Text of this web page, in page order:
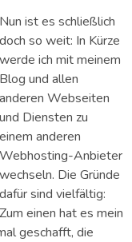
Nun ist es schließlich
doch so weit: In Kürze
werde ich mit meinem
Blog und allen
anderen Webseiten
und Diensten zu
einem anderen
Webhosting-Anbieter
wechseln. Die Gründe
dafür sind vielfältig:
Zum einen hat es mein
geschafft, die